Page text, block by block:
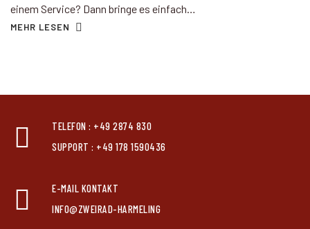
einem Service? Dann bringe es einfach…
MEHR LESEN
TELEFON : +49 2874 830
SUPPORT : +49 178 1590436
E-MAIL KONTAKT
INFO@ZWEIRAD-HARMELING